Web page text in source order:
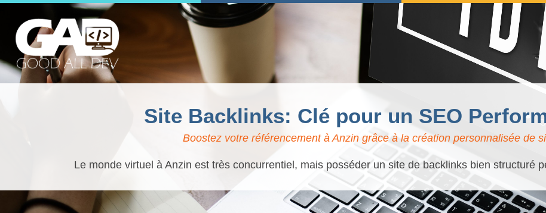
Site Backlinks: Clé pour un SEO
Boostez votre référencement à Anzin grâce à la création personnalisée de
Le monde virtuel à Anzin est très concurrentiel, mais posséder un site de backlinks bien structuré